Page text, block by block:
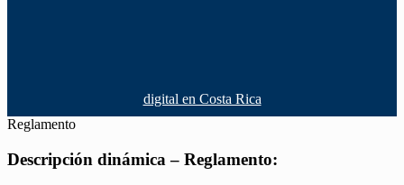
digital en Costa Rica
Reglamento
Descripción dinámica – Reglamento: